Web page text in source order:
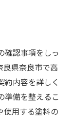
確認事項をしっ
良県奈良市で高
約内容を詳しく
準備を整えるこ
使用する塗料の